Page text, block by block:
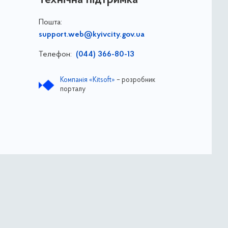
Пошта:
support.web@kyivcity.gov.ua
Телефон: (044) 366-80-13
Компанія «Kitsoft» – розробник
порталу